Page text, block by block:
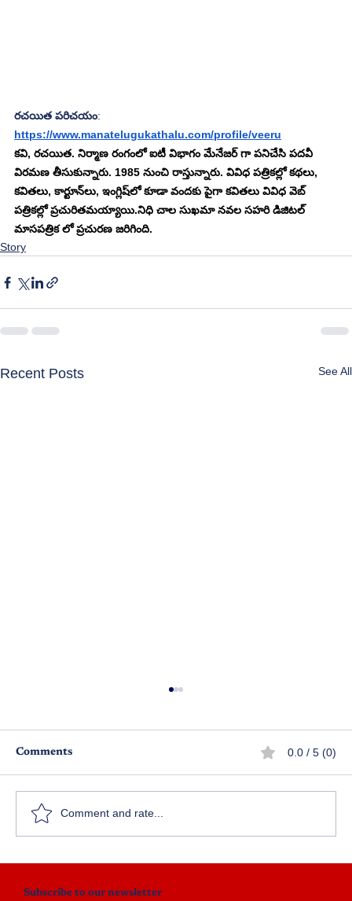
రచయిత పరిచయం:
https://www.manatelugukathalu.com/profile/veeru
క‌వి, ర‌చ‌యిత‌. నిర్మాణ రంగంలో ఐటీ విభాగం మేనేజర్ గా ప‌నిచేసి పదవీ
విరమణ తీసుకున్నారు. 1985 నుంచి రాస్తున్నారు. వివిధ పత్రికల్లో క‌థ‌లు,
కవితలు, కార్టూన్‌లు, ఇంగ్లిష్‌లో కూడా వంద‌కు పైగా క‌విత‌లు వివిధ వెబ్
ప‌త్రిక‌ల్లో ప్ర‌చురిత‌మ‌య్యాయి.నిధి చాల సుఖమా నవల సహరి డిజిటల్
మాసపత్రిక లో ప్రచురణ జరిగింది.
Story
Recent Posts See All
Comments 0.0 / 5 (0)
Comment and rate...
Subscribe to our newsletter